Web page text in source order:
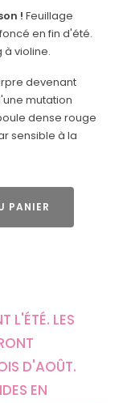
! Feuillage
en fin d'été.
violine.
devenant
mutation
dense rouge
sensible à la
PANIER
L'ÉTÉ. LES
D'AOÛT.
EN